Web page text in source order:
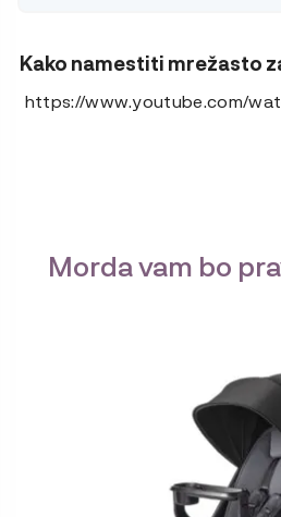
Kako namestiti mrežasto
https://www.youtube.com/
Morda vam bo